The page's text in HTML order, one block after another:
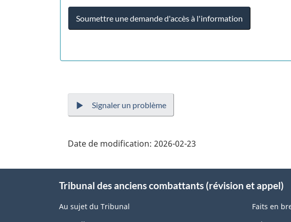
Soumettre une demande d'accès à l'information
Signaler un problème
Date de modification: 2026-02-23
this
site
Tribunal des anciens combattants (révision et appel)
Au sujet du Tribunal Faits en